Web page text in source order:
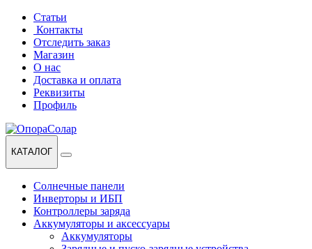
Перейти
навигации
Перейти
содержанию
Статьи
Контакты
Отследить заказ
Магазин
О нас
Доставка и оплата
Реквизиты
Профиль
КАТАЛОГ
Солнечные панели
Инверторы и ИБП
Контроллеры заряда
Аккумуляторы и аксессуары
Аккумуляторы